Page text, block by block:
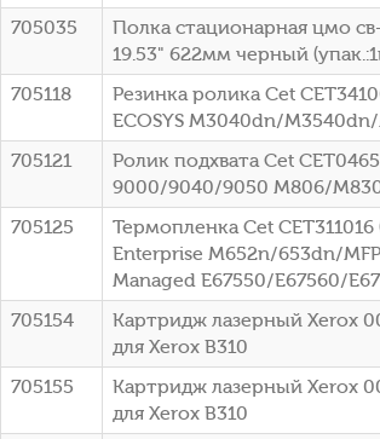
705035
Полка стационарная цмо
19.53" 622мм черный
705118
Резинка ролика Cet
ECOSYS M3040dn/
705121
Ролик подхвата Cet
9000/9040/9050 M806/
705125
Термопленка Cet
Enterprise M652n/653dn/
Managed E67550/E67560/
705154
Картридж лазерный Xerox
для Xerox B310
705155
Картридж лазерный Xerox
для Xerox B310